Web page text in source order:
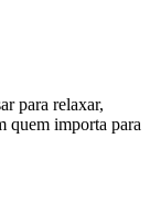
para relaxar,
quem importa para